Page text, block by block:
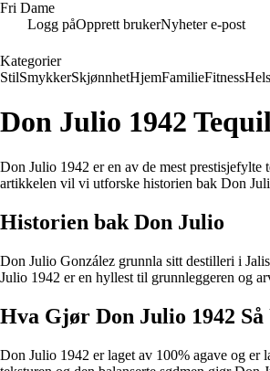
Fri Dame
Logg påOpprett brukerNyheter e-post
Kategorier
StilSmykkerSkjønnhetHjemFamilieFitness
Don Julio 1942
Don Julio 1942 er en av de mest
artikkelen vil vi utforske historien bak Don
Historien bak Don Julio
Don Julio González grunnla sitt destilleri i
Julio 1942 er en hyllest til grunnleggeren og
Hva Gjør Don Julio 1942 Så
Don Julio 1942 er laget av 100% agave og